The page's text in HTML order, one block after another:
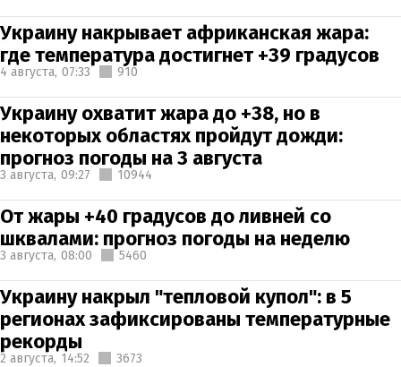
Украину накрывает африканская жара:
где температура достигнет +39 градусов
4 августа, 07:33 910
Украину охватит жара до +38, но в
некоторых областях пройдут дожди:
прогноз погоды на 3 августа
3 августа, 09:27 10944
От жары +40 градусов до ливней со
шквалами: прогноз погоды на неделю
3 августа, 08:00 5460
Украину накрыл "тепловой купол": в 5
регионах зафиксированы температурные
рекорды
2 августа, 14:52 3673